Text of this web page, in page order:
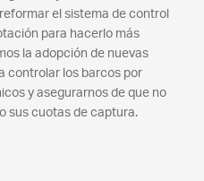
el sistema de control
para hacerlo más
la adopción de nuevas
controlar los barcos por
y asegurarnos de que no
sus cuotas de captura.